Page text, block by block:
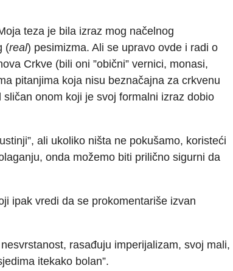
teza je bila izraz mog načelnog
(real) pesimizma. Ali se upravo ovde i radi o
Crkve (bili oni ”obični” vernici, monasi,
pitanjima koja nisu beznačajna za crkvenu
onom koji je svoj formalni izraz dobio
ali ukoliko ništa ne pokušamo, koristeći
onda možemo biti prilično sigurni da
ipak vredi da se prokomentariše izvan
rasađuju imperijalizam, svoj mali,
itekako bolan”.